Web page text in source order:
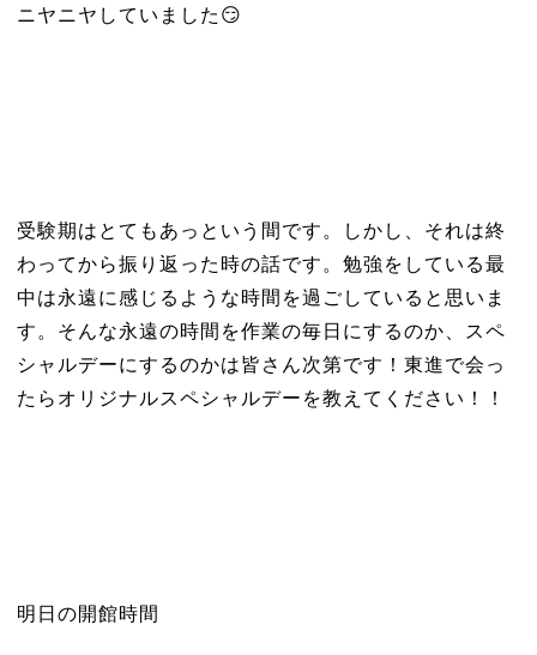
ニヤニヤしていました😏
受験期はとてもあっという間です。しかし、それは終
わってから振り返った時の話です。勉強をしている最
中は永遠に感じるような時間を過ごしていると思いま
す。そんな永遠の時間を作業の毎日にするのか、スペ
シャルデーにするのかは皆さん次第です！東進で会っ
たらオリジナルスペシャルデーを教えてください！！
明日の開館時間